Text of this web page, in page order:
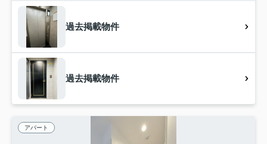
過去掲載物件
過去掲載物件
アパート